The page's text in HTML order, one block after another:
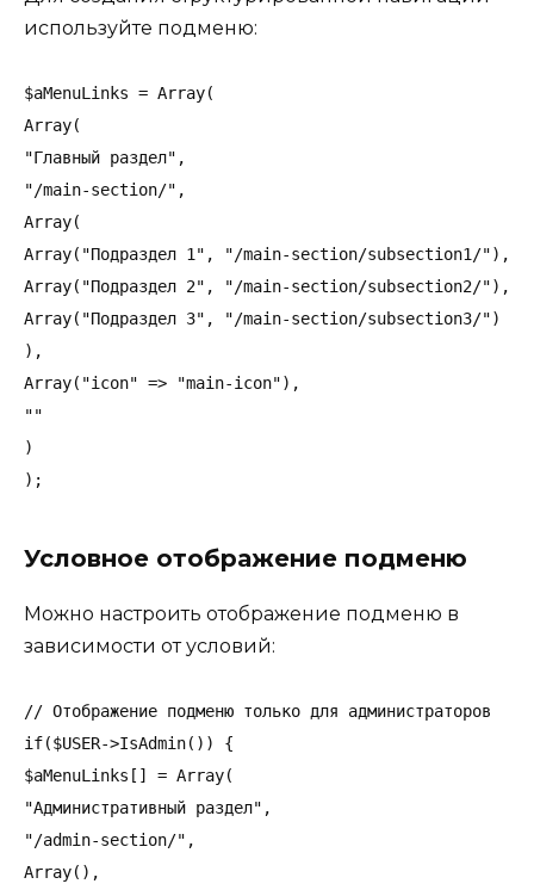
используйте подменю:
$aMenuLinks = Array(
Array(
"Главный раздел",
"/main-section/",
Array(
Array("Подраздел 1", "/main-section/subsection1/"),
Array("Подраздел 2", "/main-section/subsection2/"),
Array("Подраздел 3", "/main-section/subsection3/")
),
Array("icon" => "main-icon"),
""
)
Условное отображение подменю
Можно настроить отображение подменю в
зависимости от условий:
// Отображение подменю только для администраторов
if($USER->IsAdmin()) {
$aMenuLinks[] = Array(
"Административный раздел",
"/admin-section/",
Array(),